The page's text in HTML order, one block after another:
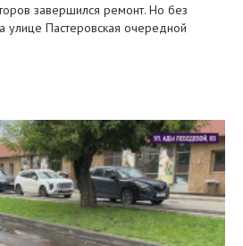
завершился ремонт. Но без
Пастеровская очередной